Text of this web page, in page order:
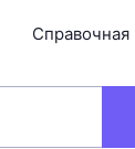
Справочная